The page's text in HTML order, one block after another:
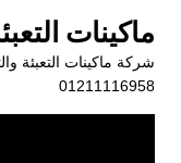
المحتوى
ماكينات
01211116958